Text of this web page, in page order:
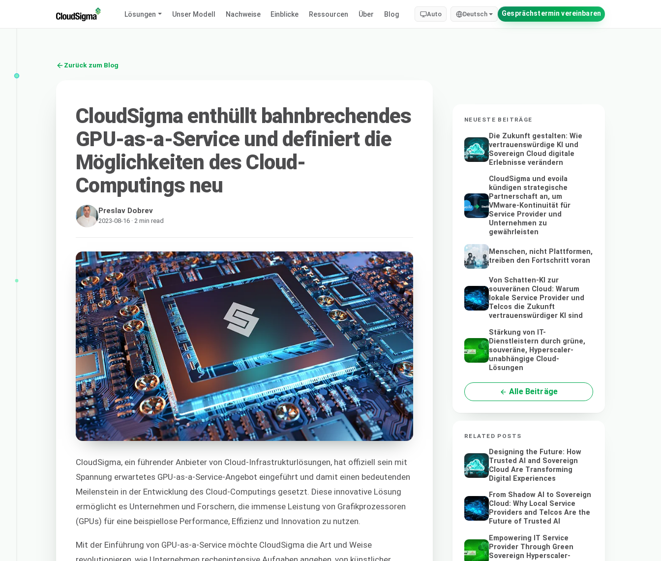
Lösungen Unser Modell Nachweise Einblicke Ressourcen Über Blog Auto Deutsch Gesprächstermin vereinbaren
Zurück zum Blog
CloudSigma enthüllt bahnbrechendes
GPU-as-a-Service und definiert die
Möglichkeiten des Cloud-
Computings neu
Preslav Dobrev
2023-08-16 · 2 min read
CloudSigma, ein führender Anbieter von Cloud-Infrastrukturlösungen, hat offiziell sein mit
Spannung erwartetes GPU-as-a-Service-Angebot eingeführt und damit einen bedeutenden
Meilenstein in der Entwicklung des Cloud-Computings gesetzt. Diese innovative Lösung
ermöglicht es Unternehmen und Forschern, die immense Leistung von Grafikprozessoren
(GPUs) für eine beispiellose Performance, Effizienz und Innovation zu nutzen.
Mit der Einführung von GPU-as-a-Service möchte CloudSigma die Art und Weise
NEUESTE BEITRÄGE
Die Zukunft gestalten: Wie
vertrauenswürdige KI und
Sovereign Cloud digitale
Erlebnisse verändern
CloudSigma und evoila
kündigen strategische
Partnerschaft an, um
VMware-Kontinuität für
Service Provider und
Unternehmen zu
gewährleisten
Menschen, nicht Plattformen,
treiben den Fortschritt voran
Von Schatten-KI zur
souveränen Cloud: Warum
lokale Service Provider und
Telcos die Zukunft
vertrauenswürdiger KI sind
Stärkung von IT-
Dienstleistern durch grüne,
souveräne, Hyperscaler-
unabhängige Cloud-
Lösungen
Alle Beiträge
RELATED POSTS
Designing the Future: How
Trusted AI and Sovereign
Cloud Are Transforming
Digital Experiences
From Shadow AI to Sovereign
Cloud: Why Local Service
Providers and Telcos Are the
Future of Trusted AI
Empowering IT Service
Provider Through Green
Sovereign Hyperscaler-